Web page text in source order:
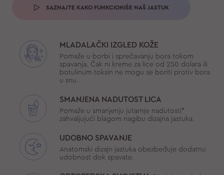
MLADALAČKI IZGLED KOŽE
Pomaže u borbi i sprečavanju bora tokom
spavanja. Čak ni kreme za lice od 250 dolara ili
botulinum toksin ne mogu se boriti protiv bora
u snu.
SMANJENA NADUTOST LICA
Pomaže u smanjenju jutarnje nadutosti*
zahvaljujući blagom nagibu dizajna jastuka.
UDOBNO SPAVANJE
Anatomski dizajn jastuka obezbeđuje dodatnu
udobnost dok spavate.
SAZNAJTE KAKO FUNKCIONIŠE NAŠ JASTUK